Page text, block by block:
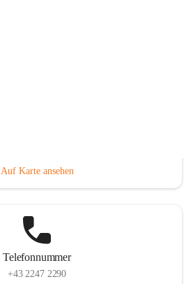
Auf Karte ansehen
Telefonnummer
+43 2247 2290